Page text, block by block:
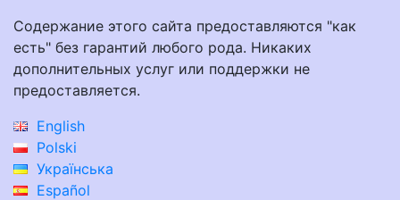
Содержание этого сайта предоставляются "как
есть" без гарантий любого рода. Никаких
дополнительных услуг или поддержки не
предоставляется.
English
Polski
Українська
Español